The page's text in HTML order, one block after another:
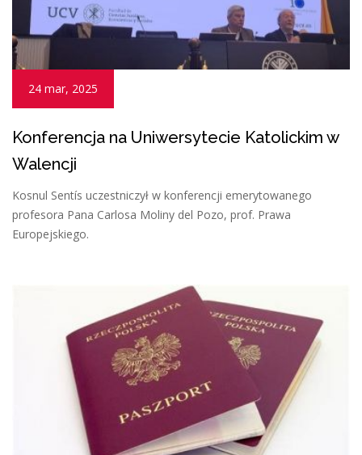
24 mar, 2025
Konferencja na Uniwersytecie Katolickim w
Walencji
Kosnul Sentís uczestniczył w konferencji emerytowanego
profesora Pana Carlosa Moliny del Pozo, prof. Prawa
Europejskiego.